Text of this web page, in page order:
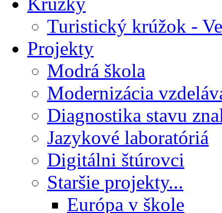
Turistický krúžok -
Projekty
Modrá škola
Modernizácia
Diagnostika stavu
Jazykové laboratóriá
Digitálni štúrovci
Staršie projekty...
Európa v škole